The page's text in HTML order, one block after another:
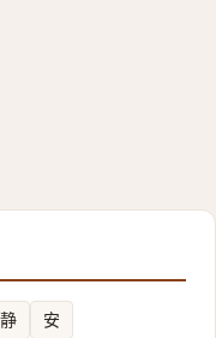
静 安